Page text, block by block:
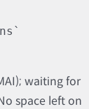
waiting for
space left on